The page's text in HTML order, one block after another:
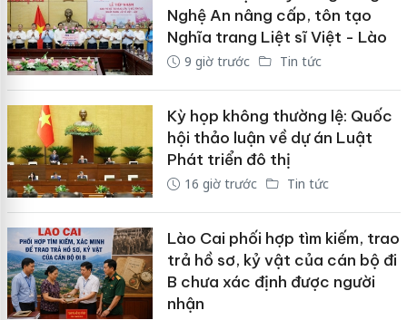
Nghệ An nâng cấp, tôn tạo
Nghĩa trang Liệt sĩ Việt - Lào
9 giờ trước Tin tức
Kỳ họp không thường lệ: Quốc
hội thảo luận về dự án Luật
Phát triển đô thị
16 giờ trước Tin tức
Lào Cai phối hợp tìm kiếm, trao
trả hồ sơ, kỷ vật của cán bộ đi
B chưa xác định được người
nhận